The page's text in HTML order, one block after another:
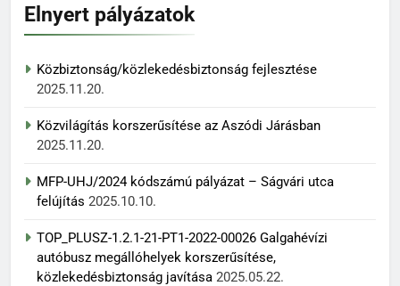
Elnyert pályázatok
Közbiztonság/közlekedésbiztonság fejlesztése
2025.11.20.
Közvilágítás korszerűsítése az Aszódi Járásban
2025.11.20.
MFP-UHJ/2024 kódszámú pályázat – Ságvári utca
felújítás 2025.10.10.
TOP_PLUSZ-1.2.1-21-PT1-2022-00026 Galgahévízi
autóbusz megállóhelyek korszerűsítése,
közlekedésbiztonság javítása 2025.05.22.